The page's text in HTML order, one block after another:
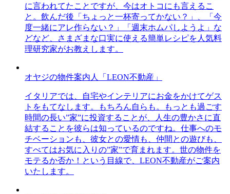
に言われてたことですが、今はオトコにも言えるこ
と。飲んだ後「ちょっと一杯寄ってかない？」、「今
度一緒にアレ作らない？」「週末ホムパしようよ」な
どなど、さまざまな口実に使える簡単レシピを人気料
理研究家がお教えします。
オヤジの物件案内人「LEON不動産」
イタリアでは、自宅やインテリアにお金をかけてゲス
トをもてなします。もちろん自らも。もっとも過ごす
時間の長い”家”に投資することが、人生の豊かさに直
結することを彼らは知っているのですね。仕事へのモ
チベーションも、彼女との愛情も、仲間との遊びも、
すべてはお気に入りの”家”で育まれます。世の物件を
モテるか否か！という目線で、LEON不動産がご案内
いたします。